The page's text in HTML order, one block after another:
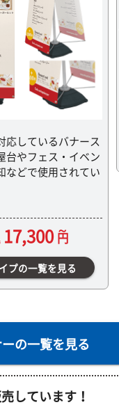
応しているバナース
台やフェス・イベン
などで使用されてい
17,300 円
プの一覧を見る
の一覧を見る
しています！